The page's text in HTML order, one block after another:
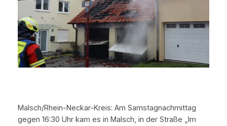
Malsch/Rhein-Neckar-Kreis: Am Samstagnachmittag
gegen 16:30 Uhr kam es in Malsch, in der Straße „Im